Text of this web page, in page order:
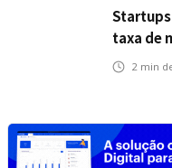
Startups
taxa de
metade,
2 min